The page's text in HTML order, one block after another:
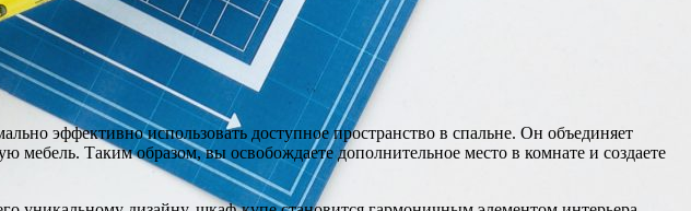
эффективно использовать доступное пространство в спальне. Он объединяет
Таким образом, вы освобождаете дополнительное место в комнате и создаете